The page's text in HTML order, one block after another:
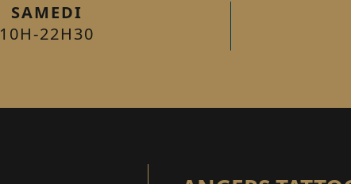
SAMEDI
10H-22H30